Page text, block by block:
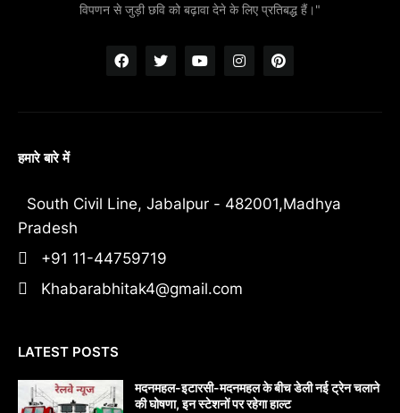
विपणन से जुड़ी छवि को बढ़ावा देने के लिए प्रतिबद्ध हैं।"
हमारे बारे में
South Civil Line, Jabalpur - 482001,Madhya
Pradesh
+91 11-44759719
Khabarabhitak4@gmail.com
LATEST POSTS
मदनमहल-इटारसी-मदनमहल के बीच डेली नई ट्रेन चलाने
की घोषणा, इन स्टेशनों पर रहेगा हाल्ट